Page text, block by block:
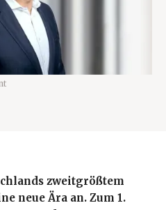
zweitgrößtem
neue Ära an. Zum 1.